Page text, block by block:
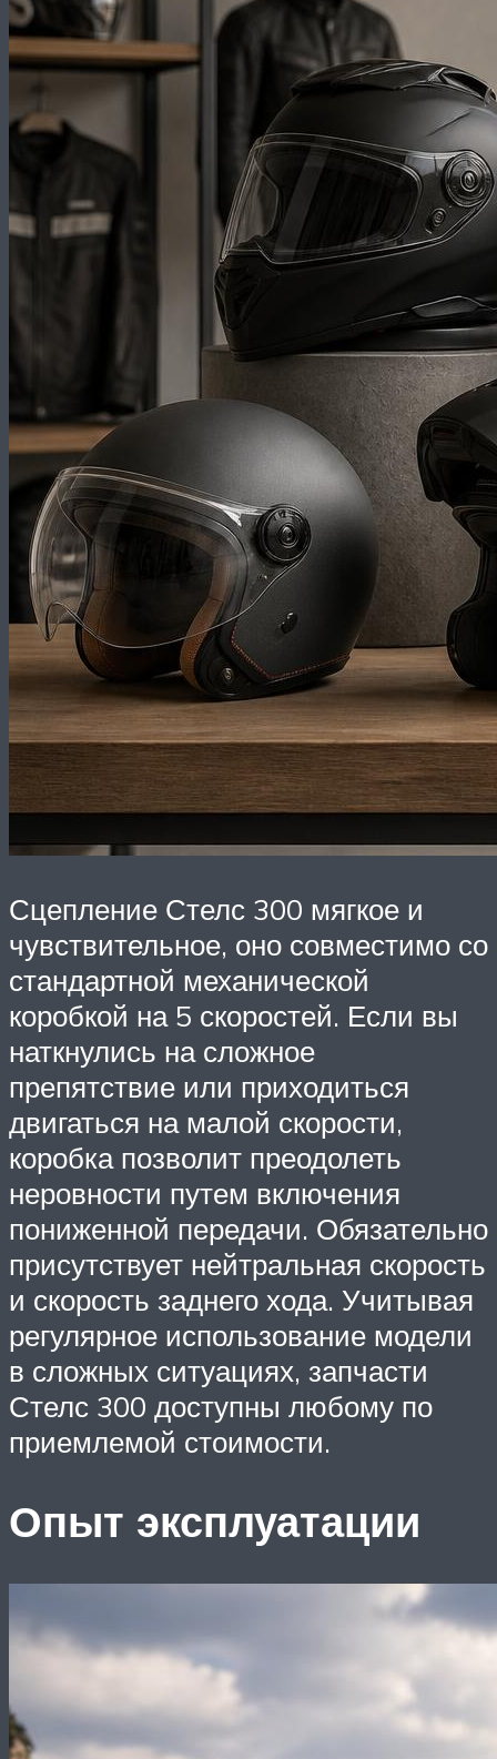
Сцепление Стелс 300 мягкое и
чувствительное, оно совместимо со
стандартной механической
коробкой на 5 скоростей. Если вы
наткнулись на сложное
препятствие или приходиться
двигаться на малой скорости,
коробка позволит преодолеть
неровности путем включения
пониженной передачи. Обязательно
присутствует нейтральная скорость
и скорость заднего хода. Учитывая
регулярное использование модели
в сложных ситуациях, запчасти
Стелс 300 доступны любому по
приемлемой стоимости.
Опыт эксплуатации